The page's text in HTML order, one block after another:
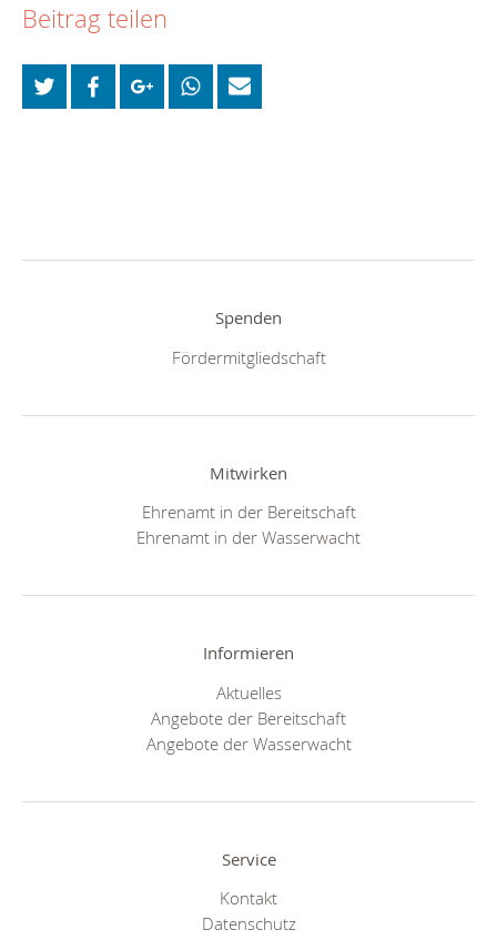
Beitrag teilen
Spenden
Fördermitgliedschaft
Mitwirken
Ehrenamt in der Bereitschaft
Ehrenamt in der Wasserwacht
Informieren
Aktuelles
Angebote der Bereitschaft
Angebote der Wasserwacht
Service
Kontakt
Datenschutz